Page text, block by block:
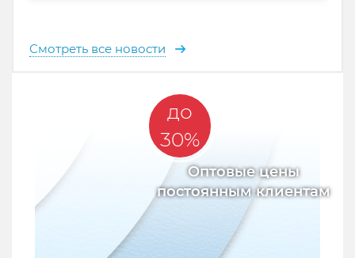
Смотреть все новости
Акции
до
30%
Оптовые цены
постоянным клиентам